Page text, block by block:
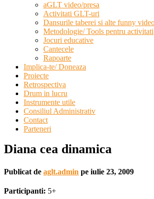
aGLT video/presa
Activitati GLT-uri
Dansurile taberei si alte funny
Metodologie/ Tools pentru activitati
Jocuri educative
Cantecele
Rapoarte
Implica-te/ Doneaza
Proiecte
Retrospectiva
Drum in lucru
Instrumente utile
Consiliul Administrativ
Contact
Parteneri
Diana cea dinamica
Publicat de aglt.admin pe iulie 23, 2009
Participanti: 5+